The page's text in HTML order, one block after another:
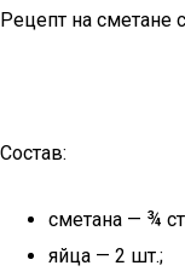
Рецепт на сметане
Состав:
сметана — ¾
яйца — 2 шт.;